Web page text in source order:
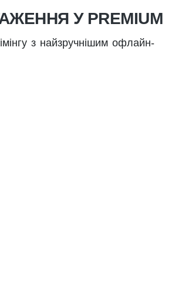
У PREMIUM
з найзручнішим офлайн-